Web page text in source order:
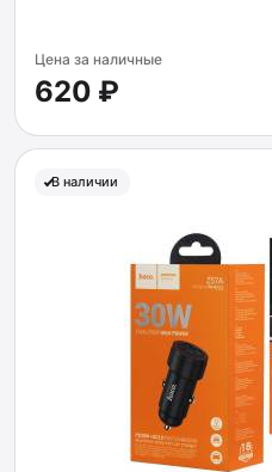
Цена за наличные
620 ₽
В наличии